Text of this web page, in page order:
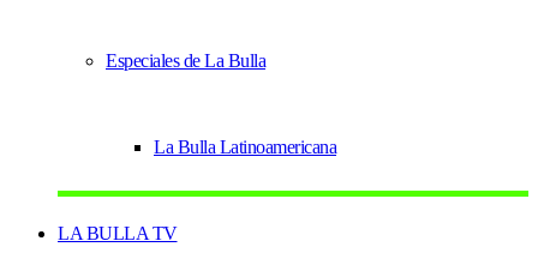
Especiales de La Bulla
La Bulla Latinoamericana
LA BULLA TV